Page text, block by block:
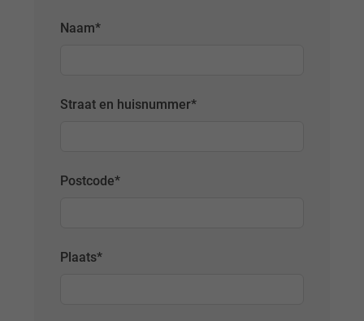
Naam*
Straat en huisnummer*
Postcode*
Plaats*